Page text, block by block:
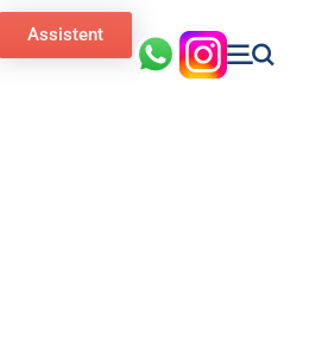
Assistent